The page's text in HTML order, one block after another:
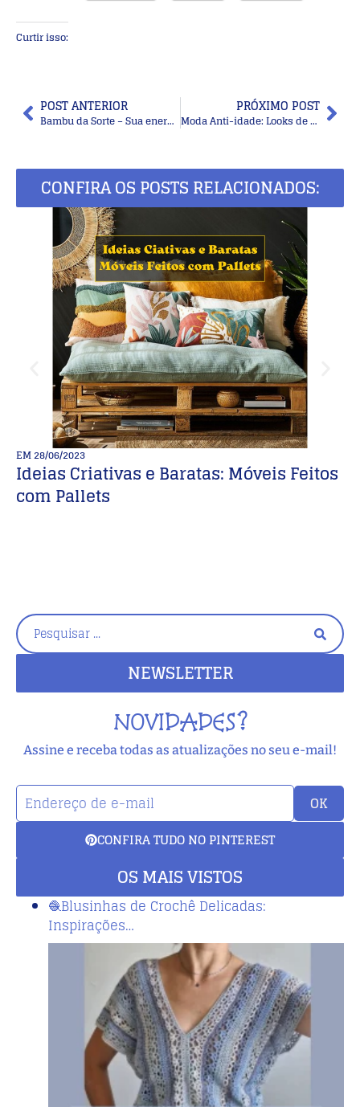
Curtir isso:
POST ANTERIOR
Bambu da Sorte – Sua energia e como presentear
PRÓXIMO POST
Moda Anti-idade: Looks de verão com duas peças
CONFIRA OS POSTS RELACIONADOS:
EM28/06/2023
Ideias Criativas e Baratas: Móveis Feitos
com Pallets
NEWSLETTER
NOVIDADES?
Assine e receba todas as atualizações no seu e-mail!
OK
CONFIRA TUDO NO PINTEREST
OS MAIS VISTOS
🧶Blusinhas de Crochê Delicadas:
Inspirações…